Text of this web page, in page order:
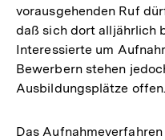
vorausgehenden Ruf
daß sich dort alljährlich
Interessierte um
Bewerbern stehen
Ausbildungsplätze offen.
Das